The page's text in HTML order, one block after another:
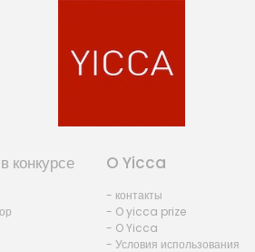
конкурсе O Yicca
- контакты
- O yicca prize
- O Yicca
- Условия использования